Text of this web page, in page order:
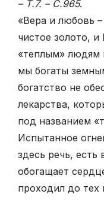
– Т.7. – С.965.
«Вера и любовь
чистое золото,
«теплым» людям
мы богаты
богатство не
лекарства,
под названием
Испытанное
здесь речь,
обогащает
проходил до тех